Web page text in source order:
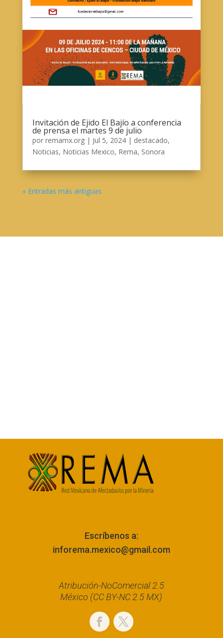
Invitación de Ejido El Bajío a conferencia
de prensa el martes 9 de julio
por remamx.org| Jul 5, 2024| destacado,
Noticias, Noticias Mexico, Rema, Sonora
« Entradas más antiguas
Escríbenos a:
inforema.mexico@gmail.com
Atribución-NoComercial 2.5
México (CC BY-NC 2.5 MX)